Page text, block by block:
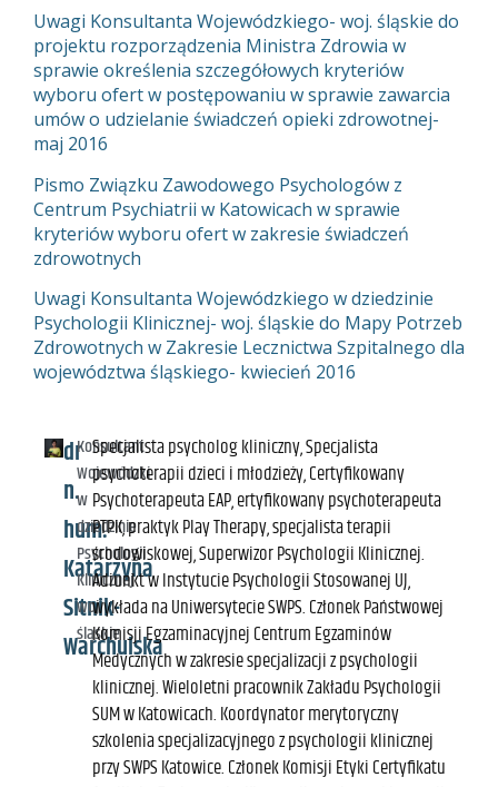
Uwagi Konsultanta Wojewódzkiego- woj. śląskie do
projektu rozporządzenia Ministra Zdrowia w
sprawie określenia szczegółowych kryteriów
wyboru ofert w postępowaniu w sprawie zawarcia
umów o udzielanie świadczeń opieki zdrowotnej-
maj 2016
Pismo Związku Zawodowego Psychologów z
Centrum Psychiatrii w Katowicach w sprawie
kryteriów wyboru ofert w zakresie świadczeń
zdrowotnych
Uwagi Konsultanta Wojewódzkiego w dziedzinie
Psychologii Klinicznej- woj. śląskie do Mapy Potrzeb
Zdrowotnych w Zakresie Lecznictwa Szpitalnego dla
województwa śląskiego- kwiecień 2016
dr
n.
hum.
Katarzyna
Sitnik-
Warchulska
Konsultant
Wojewódzki
w
dziedzinie
Psychologii
Klinicznej
woj.
śląskie
Specjalista psycholog kliniczny, Specjalista
psychoterapii dzieci i młodzieży, Certyfikowany
Psychoterapeuta EAP, ertyfikowany psychoterapeuta
PTPK, praktyk Play Therapy, specjalista terapii
środowiskowej, Superwizor Psychologii Klinicznej.
Adiunkt w Instytucie Psychologii Stosowanej UJ,
wykłada na Uniwersytecie SWPS. Członek Państwowej
Komisji Egzaminacyjnej Centrum Egzaminów
Medycznych w zakresie specjalizacji z psychologii
klinicznej. Wieloletni pracownik Zakładu Psychologii
SUM w Katowicach. Koordynator merytoryczny
szkolenia specjalizacyjnego z psychologii klinicznej
przy SWPS Katowice. Członek Komisji Etyki Certyfikatu